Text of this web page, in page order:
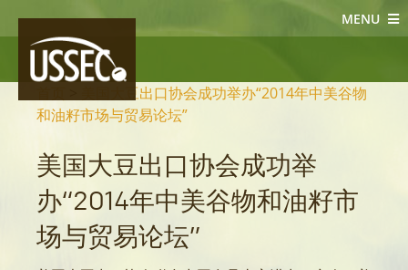
MENU
大豆新闻
美国大豆出口协会成功举办“2014年中美谷物
和油籽市场与贸易论坛”
美国大豆出口协会成功举
办“2014年中美谷物和油籽市
场与贸易论坛”